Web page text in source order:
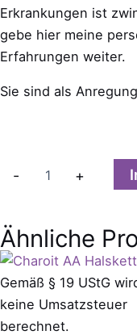
Erkrankungen ist
gebe hier meine
Erfahrungen weiter.
Sie sind als
- +
Ähnliche
Gemäß § 19 UStG
keine Umsatzsteuer
berechnet.